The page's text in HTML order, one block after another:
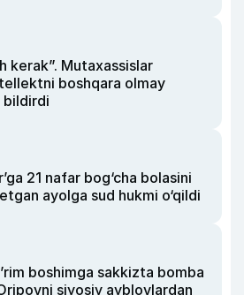
kerak”. Mutaxassislar
boshqara olmay
bildirdi
21 nafar bog‘cha bolasini
ayolga sud hukmi o‘qildi
boshimga sakkizta bomba
siyosiy ayblovlardan